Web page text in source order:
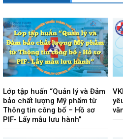
Lớp tập huấn “Quản lý và Đảm
bảo chất lượng Mỹ phẩm từ
Thông tin công bố – Hồ sơ
PIF- Lấy mẫu lưu hành”